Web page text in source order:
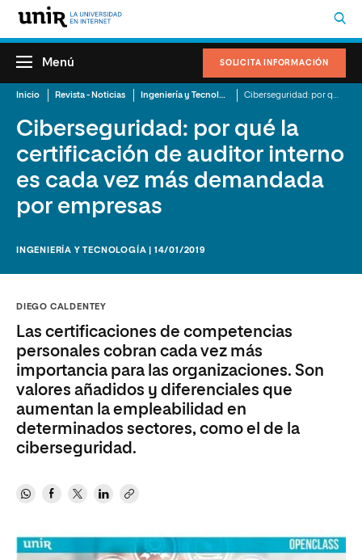
SOLICITA INFORMACIÓN
Menú
Inicio Revista - Noticias Ingeniería y Tecnología
Ciberseguridad: por qué la
certificación de auditor interno
es cada vez más demandada
por empresas
INGENIERÍA Y TECNOLOGÍA | 14/01/2019
DIEGO CALDENTEY
Las certificaciones de competencias
personales cobran cada vez más
importancia para las organizaciones. Son
valores añadidos y diferenciales que
aumentan la empleabilidad en
determinados sectores, como el de la
ciberseguridad.